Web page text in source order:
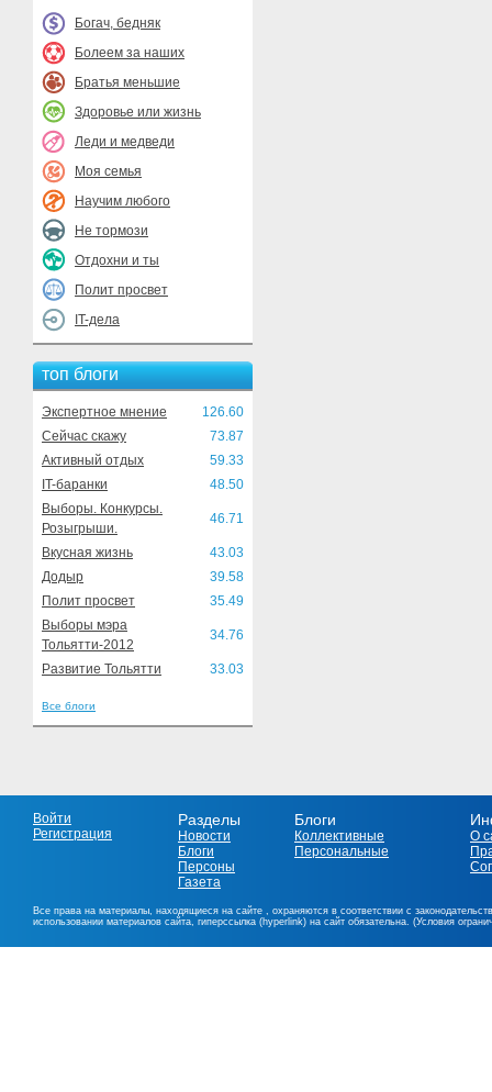
Богач, бедняк
Болеем за наших
Братья меньшие
Здоровье или жизнь
Леди и медведи
Моя семья
Научим любого
Не тормози
Отдохни и ты
Полит просвет
IT-дела
топ блоги
Экспертное мнение
126.60
Сейчас скажу
73.87
Активный отдых
59.33
IT-баранки
48.50
Выборы. Конкурсы.
Розыгрыши.
46.71
Вкусная жизнь
43.03
Додыр
39.58
Полит просвет
35.49
Выборы мэра
Тольятти-2012
34.76
Развитие Тольятти 33.03
Все блоги
Войти
Регистрация
Разделы
Новости
Блоги
Персоны
Газета
Блоги
Коллективные
Персональные
О
Все права на материалы, находящиеся на сайте , охраняются в соответствии с
использовании материалов сайта, гиперссылка (hyperlink) на сайт обязательна. (Условия